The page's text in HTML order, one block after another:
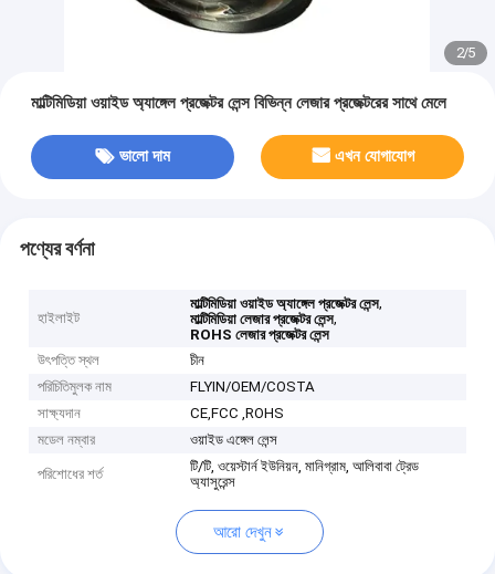
2/5
মাল্টিমিডিয়া ওয়াইড অ্যাঙ্গেল প্রজেক্টর লেন্স বিভিন্ন লেজার প্রজেক্টরের সাথে মেলে
ভালো দাম এখন যোগাযোগ
পণ্যের বর্ণনা
হাইলাইট
মাল্টিমিডিয়া ওয়াইড অ্যাঙ্গেল প্রজেক্টর লেন্স,
মাল্টিমিডিয়া লেজার প্রজেক্টর লেন্স,
ROHS লেজার প্রজেক্টর লেন্স
উৎপত্তি স্থল
চীন
পরিচিতিমুলক নাম
FLYIN/OEM/COSTA
সাক্ষ্যদান
CE,FCC ,ROHS
মডেল নম্বার
ওয়াইড এঙ্গেল লেন্স
পরিশোধের শর্ত
টি/টি, ওয়েস্টার্ন ইউনিয়ন, মানিগ্রাম, আলিবাবা ট্রেড
অ্যাসুরেন্স
আরো দেখুন